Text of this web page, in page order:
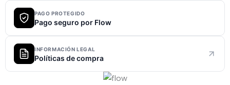
PAGO PROTEGIDO
Pago seguro por Flow
INFORMACIÓN LEGAL
Políticas de compra